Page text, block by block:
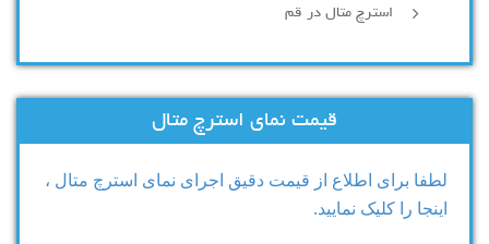
استرچ متال در قم
قیمت نمای استرچ متال
لطفا برای اطلاع از قیمت دقیق اجرای نمای استرچ متال ،
اینجا را کلیک نمایید.